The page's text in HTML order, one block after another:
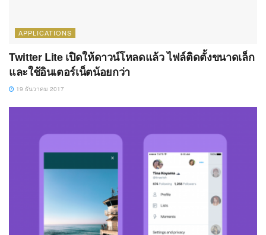
APPLICATIONS
Twitter Lite เปิดให้ดาวน์โหลดแล้ว ไฟล์ติดตั้งขนาดเล็ก
และใช้อินเตอร์เน็ตน้อยกว่า
19 ธันวาคม 2017